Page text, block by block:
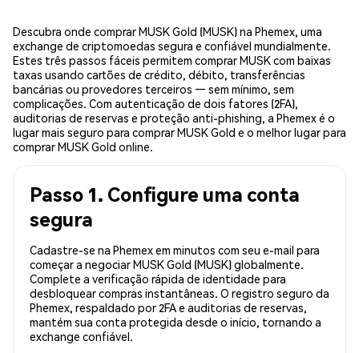
Descubra onde comprar MUSK Gold (MUSK) na Phemex, uma
exchange de criptomoedas segura e confiável mundialmente.
Estes três passos fáceis permitem comprar MUSK com baixas
taxas usando cartões de crédito, débito, transferências
bancárias ou provedores terceiros — sem mínimo, sem
complicações. Com autenticação de dois fatores (2FA),
auditorias de reservas e proteção anti-phishing, a Phemex é o
lugar mais seguro para comprar MUSK Gold e o melhor lugar para
comprar MUSK Gold online.
Passo 1. Configure uma conta
segura
Cadastre-se na Phemex em minutos com seu e-mail para
começar a negociar MUSK Gold (MUSK) globalmente.
Complete a verificação rápida de identidade para
desbloquear compras instantâneas. O registro seguro da
Phemex, respaldado por 2FA e auditorias de reservas,
mantém sua conta protegida desde o início, tornando a
exchange confiável.